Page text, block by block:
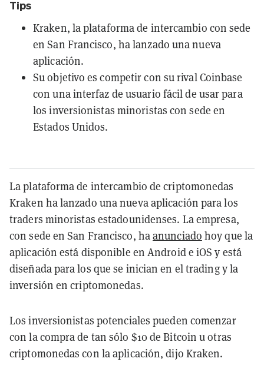
Tips
Kraken, la plataforma de intercambio con sede
en San Francisco, ha lanzado una nueva
aplicación.
Su objetivo es competir con su rival Coinbase
con una interfaz de usuario fácil de usar para
los inversionistas minoristas con sede en
Estados Unidos.
La plataforma de intercambio de criptomonedas
Kraken ha lanzado una nueva aplicación para los
traders minoristas estadounidenses. La empresa,
con sede en San Francisco, haanunciado hoy que la
aplicación está disponible en Android e iOS y está
diseñada para los que se inician en el trading y la
inversión en criptomonedas.
Los inversionistas potenciales pueden comenzar
con la compra de tan sólo $10 de Bitcoin u otras
criptomonedas con la aplicación, dijo Kraken.